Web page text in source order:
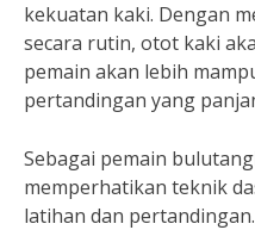
kekuatan kaki. Dengan
secara rutin, otot kaki
pemain akan lebih
pertandingan yang
Sebagai pemain
memperhatikan teknik
latihan dan